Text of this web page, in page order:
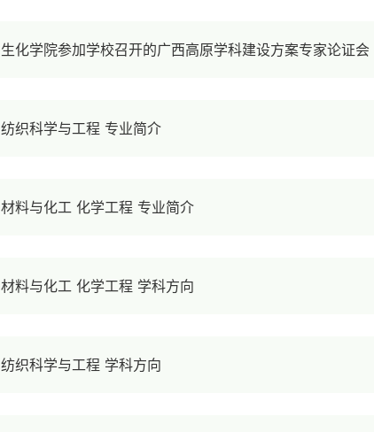
生化学院参加学校召开的广西高原学科建设方案专家论证会
纺织科学与工程 专业简介
材料与化工 化学工程 专业简介
材料与化工 化学工程 学科方向
纺织科学与工程 学科方向